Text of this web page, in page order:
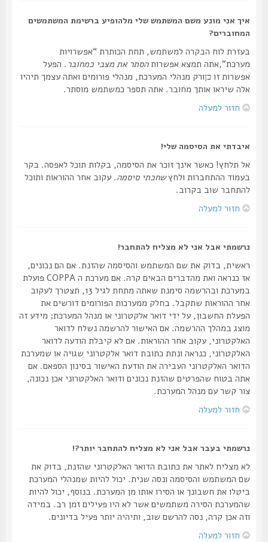
איך אני מונע משם המשתמש שלי מלהופיע ברשימת המשתמשים
המחוברים?
בעזרת לוח הבקרה למשתמש, תחת הכותרת “אפשרויות
מערכת”,אתה תמצא אפשרותהסתר את מצבי כמחובר. הפעל
אפשרות זוכןורק מנהלי המערכת, מנהלי פורומים ואתה עצמך תיהיו
אלה שיראו אותך מחובר. אתה תספר כמשתמש מוסתר.
חזור למעלה
איבדתי את הסיסמה שלי!
אל תלחץ! כאשר אינך זוכר את הסיסמה, בקלות תוכל לאפסה. בקר
בעמוד ההתחברות ולחץשחכתי סיסמה. עקוב אחר ההוראות ותוכל
להתחבר שוב בקרוב.
חזור למעלה
נרשמתי אבל אני לא מצליח להתחבר!
ראשית, בדוק את שם המשתמש והסיסמה שהזנת. אם הם נכונים,
אז כנראה ואת מהדברים הבאים קרה. אם מערכת ה COPPA פועלת
במערכת ובהרשמה סימנת שאתה מתחת לגיל 13, תצטרך לעקוב
אחר ההוראות שתקבל. בחלק ממערכות הפורומים דורשים את
הפעלת החשבון, על ידי דואר אלקטרוני או מנהל המערכת; מידע זה
מוצג במהלך ההרשמה. אם האישור להרשמה נשלח לדואר
האלקטרוני, עקוב אחר ההוראות. אם לא קיבלת הודעה לדואר
האלקטרוני, כנראה ונתת כתובת דואר אלקטרוני שגויה או שמערכת
הדואר האלקטרוני העבירה את הודעת האישור בסינון הספאם. אם
אתה בטוח שהפרטים שהזנת נכונים ודואר האלקטרוני אכן נכונה,
צור קשר עם מנהל המערכת.
חזור למעלה
נרשמתי בעבר אבל אני לא מצליח להתחבר יותר?!
לא מצליח לאתר את כתובת הדואר האלקטרוני שהזנת, בדוק את
שם המשתמש והסיסמה ונסה שנית. יכול להיות שמנהלי המערכת
ביטלו את חשבונך או הסירו אותו מן המערכת. בנוסף, יכול להיות
שהמערכת הסירה משתמשים אשר לא היו פעילים זמן רב. במידה
וזה אכן קרה, נסה להרשם שוב, ותיהיה יותר פעיל בדיונים.
חזור למעלה